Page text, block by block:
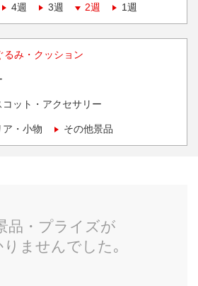
4週 3週 2週 1週
るみ・クッション
ット・アクセサリー
・小物 その他景品